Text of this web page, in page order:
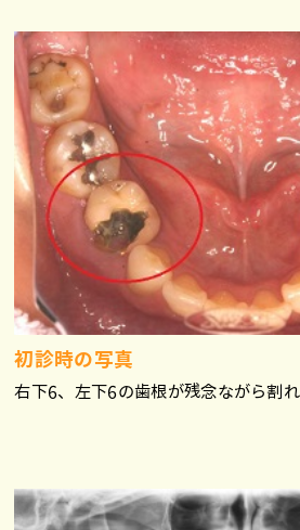
初診時の写真
右下6、左下6の歯根が残念ながら割れ